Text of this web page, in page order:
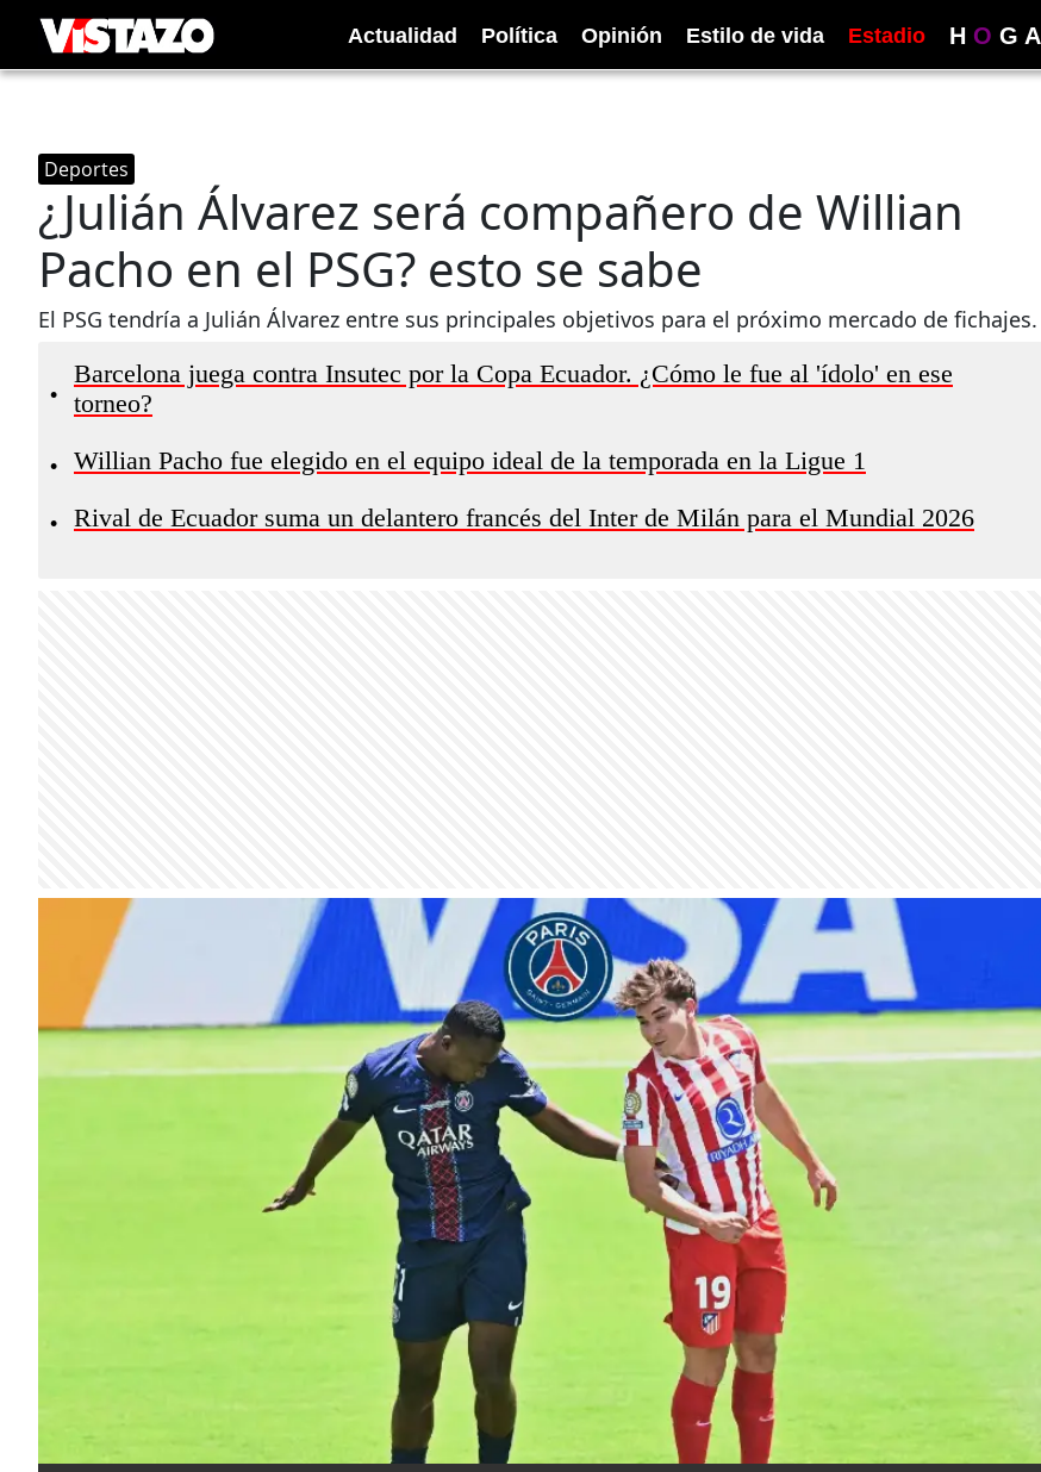
Actualidad Política Opinión Estilo de vida Estadio H O G A
Deportes
¿Julián Álvarez será compañero de Willian
Pacho en el PSG? esto se sabe
El PSG tendría a Julián Álvarez entre sus principales objetivos para el próximo mercado de fichajes.
•
Barcelona juega contra Insutec por la Copa Ecuador. ¿Cómo le fue al 'ídolo' en ese
torneo?
• Willian Pacho fue elegido en el equipo ideal de la temporada en la Ligue 1
• Rival de Ecuador suma un delantero francés del Inter de Milán para el Mundial 2026